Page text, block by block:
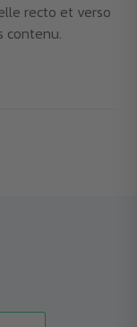
recto et verso
contenu.